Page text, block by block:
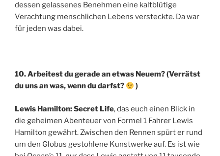
dessen gelassenes Benehmen eine kaltblütige
Verachtung menschlichen Lebens versteckte. Da war
für jeden was dabei.
10. Arbeitest du gerade an etwas Neuem? (Verrätst
du uns an was, wenn du darfst?
)
Lewis Hamilton: Secret Life, das euch einen Blick in
die geheimen Abenteuer von Formel 1 Fahrer Lewis
Hamilton gewährt. Zwischen den Rennen spürt er rund
um den Globus gestohlene Kunstwerke auf. Es ist wie